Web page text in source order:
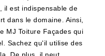
il est indispensable de
dans le domaine. Ainsi,
MJ Toiture Façades qui
Sachez qu'il utilise des